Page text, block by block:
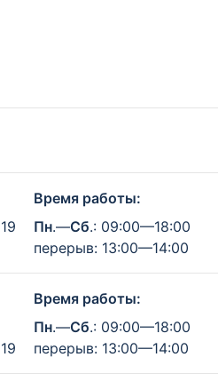
Время работы:
Пн.—Сб.: 09:00—18:00
перерыв: 13:00—14:00
Время работы:
Пн.—Сб.: 09:00—18:00
перерыв: 13:00—14:00